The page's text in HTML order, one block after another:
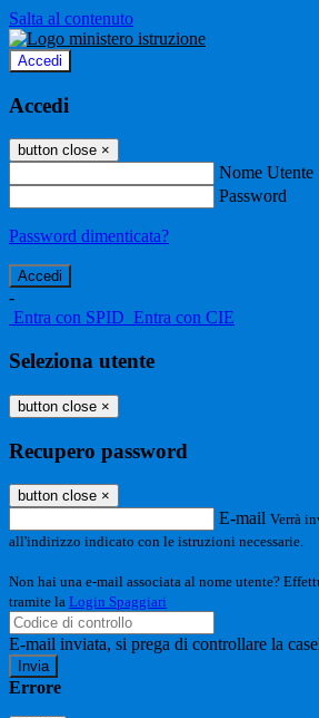
Salta al contenuto
Accedi
Accedi
button close ×
Nome Utente
Password
Password dimenticata?
-
Entra con SPID Entra con CIE
Seleziona utente
button close ×
Recupero password
button close ×
E-mail Verrà
all'indirizzo indicato con le istruzioni necessarie.
Non hai una e-mail associata al nome utente?
tramite la Login Spaggiari
E-mail inviata, si prega di controllare la
Errore